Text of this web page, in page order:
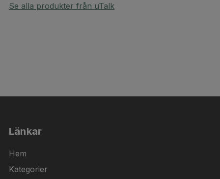
Se alla produkter från uTalk
Länkar
Hem
Kategorier